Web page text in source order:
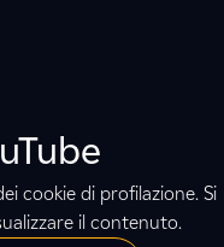
cookie di profilazione. Si
il contenuto.